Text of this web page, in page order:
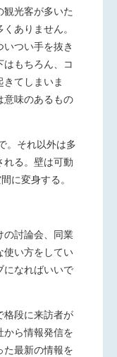
観光客が多いた
ありません。
つい手を抜き
もちろん、コ
きてしまいま
意味のあるもの
。それ以外は多
れる。壁は可動
に変身する。
の討論会、同業
使い方をしてい
になればいいで
格段に来訪者が
から情報発信を
た最新の情報を